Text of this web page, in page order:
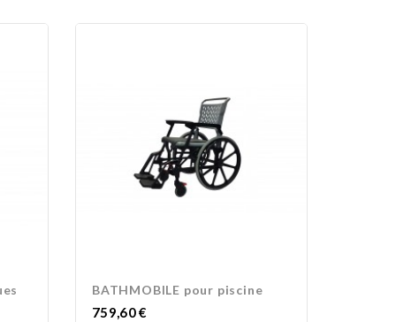
BATHMOBILE pour piscine
Prix
759,60 €